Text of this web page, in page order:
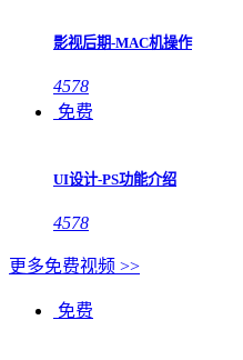
影视后期-MAC机操作
4578
免费
UI设计-PS功能介绍
4578
更多免费视频 >>
免费